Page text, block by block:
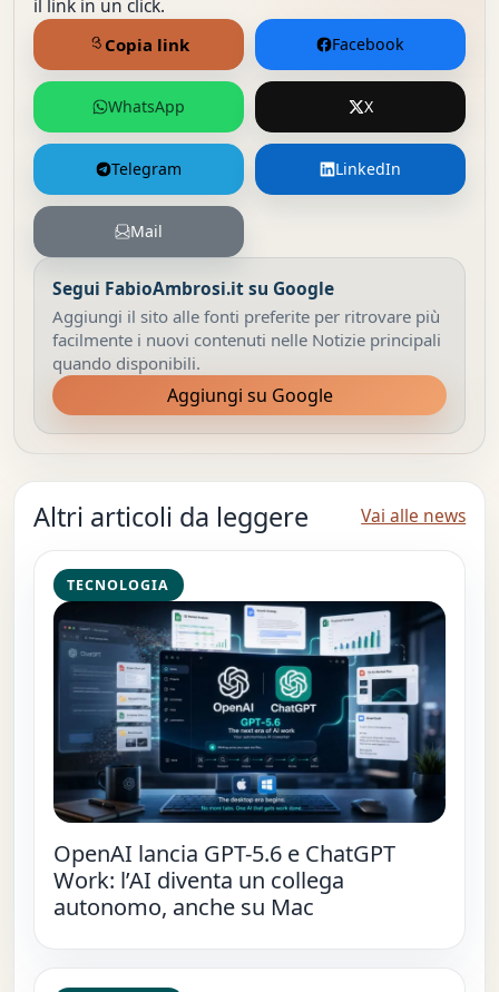
il link in un click.
Facebook
WhatsApp X
Telegram LinkedIn
Mail
Copia link
Segui FabioAmbrosi.it su Google
Aggiungi il sito alle fonti preferite per ritrovare più
facilmente i nuovi contenuti nelle Notizie principali
quando disponibili.
Aggiungi su Google
Altri articoli da leggere Vai alle news
TECNOLOGIA
OpenAI lancia GPT-5.6 e ChatGPT
Work: l’AI diventa un collega
autonomo, anche su Mac